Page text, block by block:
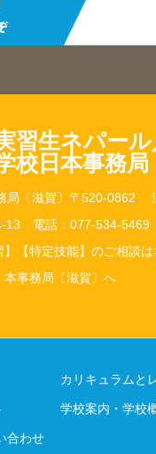
習生ネパー
校日本事務局
局〔滋賀〕〒520-0862
13 電話：077-534-5469
【特定技能】のご相談
本事務局〔滋賀〕へ
カリキュラムと
学校案内・学校
合わせ